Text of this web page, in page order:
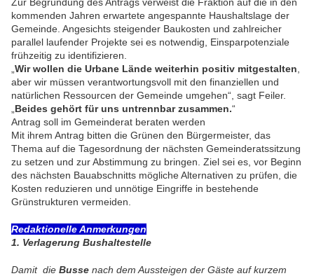
kommenden Jahren erwartete angespannte Haushaltslage der
Gemeinde. Angesichts steigender Baukosten und zahlreicher
parallel laufender Projekte sei es notwendig, Einsparpotenziale
frühzeitig zu identifizieren.
Wir wollen die Urbane Lände weiterhin positiv mitgestalten
aber wir müssen verantwortungsvoll mit den finanziellen und
natürlichen Ressourcen der Gemeinde umgehen“, sagt Feiler.
Beides gehört für uns untrennbar zusammen.“
Antrag soll im Gemeinderat beraten werden
Mit ihrem Antrag bitten die Grünen den Bürgermeister, das
Thema auf die Tagesordnung der nächsten Gemeinderatssitzung
zu setzen und zur Abstimmung zu bringen. Ziel sei es, vor Beginn
des nächsten Bauabschnitts mögliche Alternativen zu prüfen, die
Kosten reduzieren und unnötige Eingriffe in bestehende
Grünstrukturen vermeiden.
Redaktionelle Anmerkungen
1. Verlagerung Bushaltestelle
Damit die Busse nach dem Aussteigen der Gäste auf kurzem